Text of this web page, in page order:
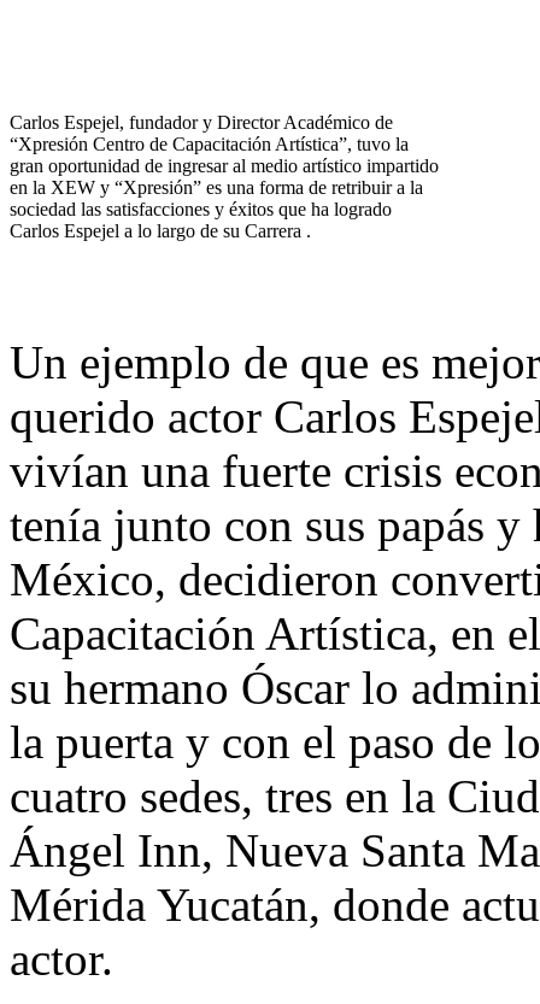
Carlos Espejel, fundador y Director Académico de
“Xpresión Centro de Capacitación Artística”, tuvo la
gran oportunidad de ingresar al medio artístico impartido
en la XEW y “Xpresión” es una forma de retribuir a la
sociedad las satisfacciones y éxitos que ha logrado
Carlos Espejel a lo largo de su Carrera .
Un ejemplo de que es
querido actor Carlos
vivían una fuerte crisis
tenía junto con sus papás
México, decidieron
Capacitación Artística, en
su hermano Óscar lo
la puerta y con el paso de
cuatro sedes, tres en la
Ángel Inn, Nueva Santa
Mérida Yucatán, donde
actor.